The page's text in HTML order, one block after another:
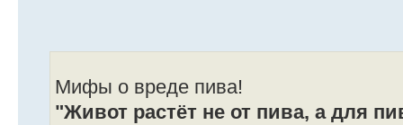
Мифы о вреде пива!
"Живот растёт не от пива, а для